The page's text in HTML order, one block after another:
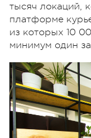
тысяч локаций,
платформе
из которых 10
минимум один